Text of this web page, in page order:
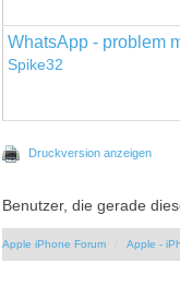
WhatsApp - problem
Spike32
Druckversion anzeigen
Benutzer, die gerade
Apple iPhone Forum Apple -